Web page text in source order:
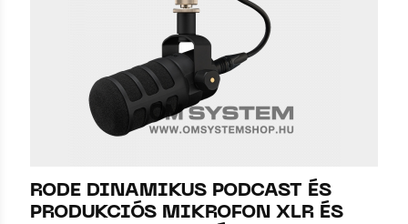
RODE DINAMIKUS PODCAST ÉS
PRODUKCIÓS MIKROFON XLR ÉS